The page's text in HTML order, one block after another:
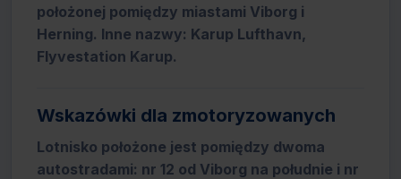
położonej pomiędzy miastami Viborg i
Herning. Inne nazwy: Karup Lufthavn,
Flyvestation Karup.
Wskazówki dla zmotoryzowanych
Lotnisko położone jest pomiędzy dwoma
autostradami: nr 12 od Viborg na południe i nr